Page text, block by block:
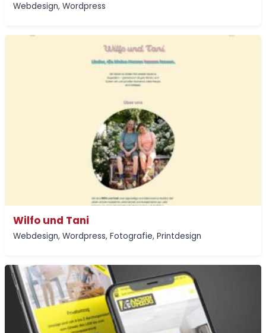
Webdesign, Wordpress
Wilfo und Tani
Webdesign, Wordpress, Fotografie, Printdesign